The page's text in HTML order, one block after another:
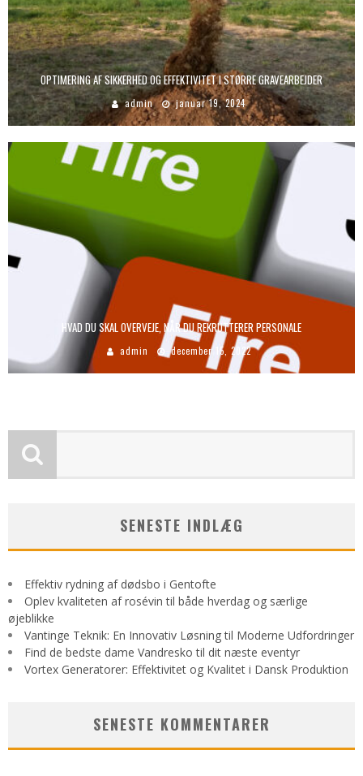
OPTIMERING AF SIKKERHED OG EFFEKTIVITET I STØRRE GRAVEARBEJDER
admin januar 19, 2024
HVAD DU SKAL OVERVEJE, NÅR DU REKRUTTERER PERSONALE
admin december 15, 2022
SENESTE INDLÆG
Effektiv rydning af dødsbo i Gentofte
Oplev kvaliteten af rosévin til både hverdag og særlige
øjeblikke
Vantinge Teknik: En Innovativ Løsning til Moderne Udfordringer
Find de bedste dame Vandresko til dit næste eventyr
Vortex Generatorer: Effektivitet og Kvalitet i Dansk Produktion
SENESTE KOMMENTARER